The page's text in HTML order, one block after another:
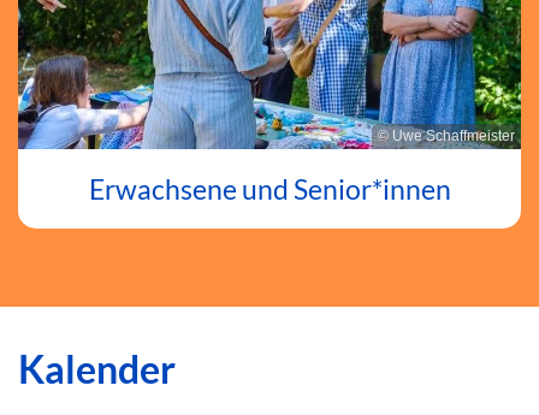
© Uwe Schaffmeister
Erwachsene und Senior*innen
Kalender